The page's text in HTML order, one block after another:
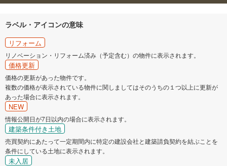
ラベル・アイコンの意味
リフォーム
リノベーション・リフォーム済み（予定含む）の物件に表示されます。
価格更新
価格の更新があった物件です。
複数の価格が表示されている物件に関しましてはそのうちの１つ以上に更新が
あった場合に表示されます。
NEW
情報公開日が7日以内の場合に表示されます。
建築条件付き土地
売買契約にあたって一定期間内に特定の建設会社と建築請負契約を結ぶことを
条件にしている土地に表示されます。
未入居